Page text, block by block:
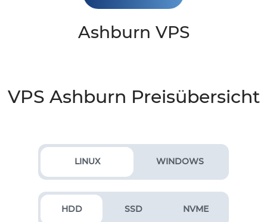
Ashburn VPS
VPS Ashburn Preisübersicht
LINUX WINDOWS
HDD SSD NVME